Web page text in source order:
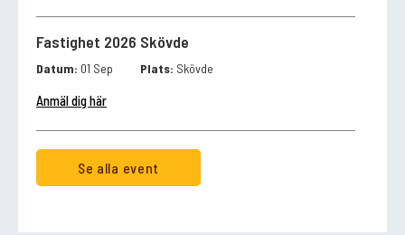
Fastighet 2026 Skövde
Datum: 01 Sep Plats: Skövde
Anmäl dig här
Se alla event